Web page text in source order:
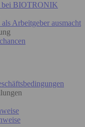
bei BIOTRONIK
als Arbeitgeber ausmacht